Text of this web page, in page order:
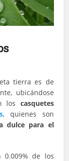
tierra es de
ubicándose
los casquetes
, quienes son
dulce para el
de los